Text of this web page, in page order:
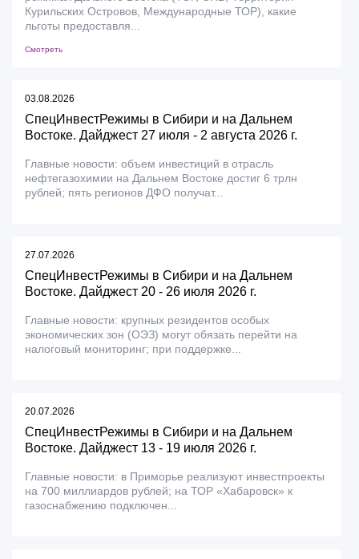
Курильских Островов, Международные ТОР), какие
льготы предоставля...
Смотреть
03.08.2026
СпецИнвестРежимы в Сибири и на Дальнем
Востоке. Дайджест 27 июля - 2 августа 2026 г.
Главные новости: объем инвестиций в отрасль
нефтегазохимии на Дальнем Востоке достиг 6 трлн
рублей; пять регионов ДФО получат...
27.07.2026
СпецИнвестРежимы в Сибири и на Дальнем
Востоке. Дайджест 20 - 26 июля 2026 г.
Главные новости: крупных резидентов особых
экономических зон (ОЭЗ) могут обязать перейти на
налоговый мониторинг; при поддержке...
20.07.2026
СпецИнвестРежимы в Сибири и на Дальнем
Востоке. Дайджест 13 - 19 июля 2026 г.
Главные новости: в Приморье реализуют инвестпроекты
на 700 миллиардов рублей; на ТОР «Хабаровск» к
газоснабжению подключен...